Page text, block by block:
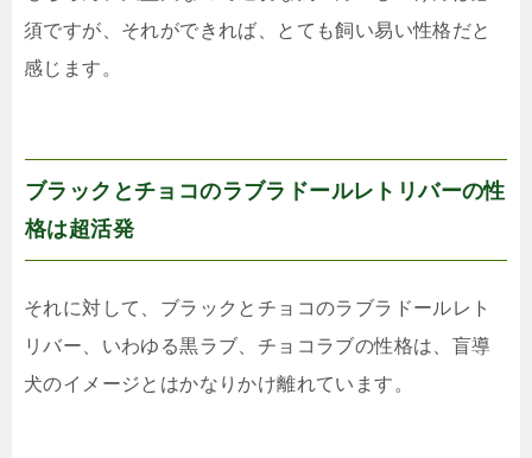
須ですが、それができれば、とても飼い易い性格だと
感じます。
ブラックとチョコのラブラドールレトリバーの性
格は超活発
それに対して、ブラックとチョコのラブラドールレト
リバー、いわゆる黒ラブ、チョコラブの性格は、盲導
犬のイメージとはかなりかけ離れています。